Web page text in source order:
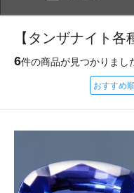
【タンザナイト
6件の商品が見つかりまし
おすすめ